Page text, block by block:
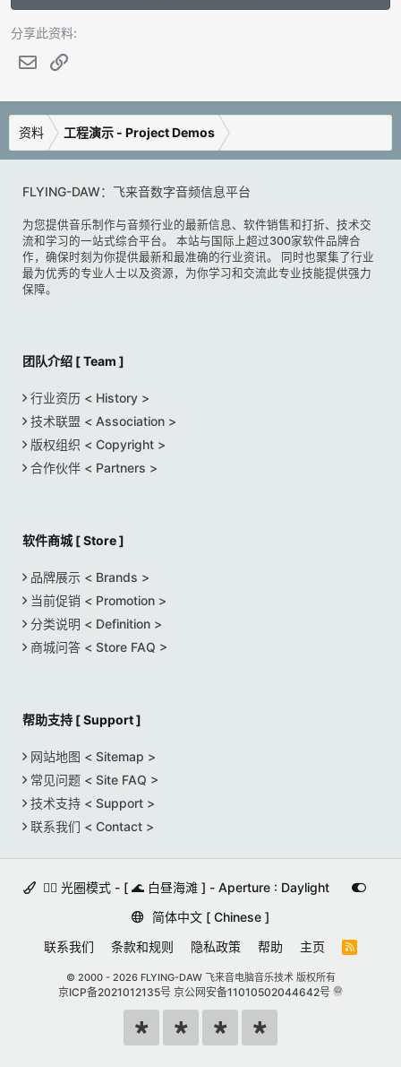
分享此资料:
邮件
资料 工程演示 - Project Demos
FLYING-DAW：飞来音数字音频信息平台
为您提供音乐制作与音频行业的最新信息、软件销售和打折、技术交
流和学习的一站式综合平台。 本站与国际上超过300家软件品牌合
作，确保时刻为你提供最新和最准确的行业资讯。 同时也聚集了行业
最为优秀的专业人士以及资源，为你学习和交流此专业技能提供强力
保障。
团队介绍 [ Team ]
行业资历 < History >
技术联盟 < Association >
版权组织 < Copyright >
合作伙伴 < Partners >
软件商城 [ Store ]
品牌展示 < Brands >
当前促销 < Promotion >
分类说明 < Definition >
商城问答 < Store FAQ >
帮助支持 [ Support ]
网站地图 < Sitemap >
常见问题 < Site FAQ >
技术支持 < Support >
联系我们 < Contact >
🚵‍♀️ 光圈模式 - [ 🌊 白昼海滩 ] - Aperture : Daylight
简体中文 [ Chinese ]
联系我们
条款和规则 隐私政策 帮助 主页
R
© 2000 - 2026 FLYING-DAW 飞来音电脑音乐技术 版权所有
京ICP备2021012135号 京公网安备11010502044642号